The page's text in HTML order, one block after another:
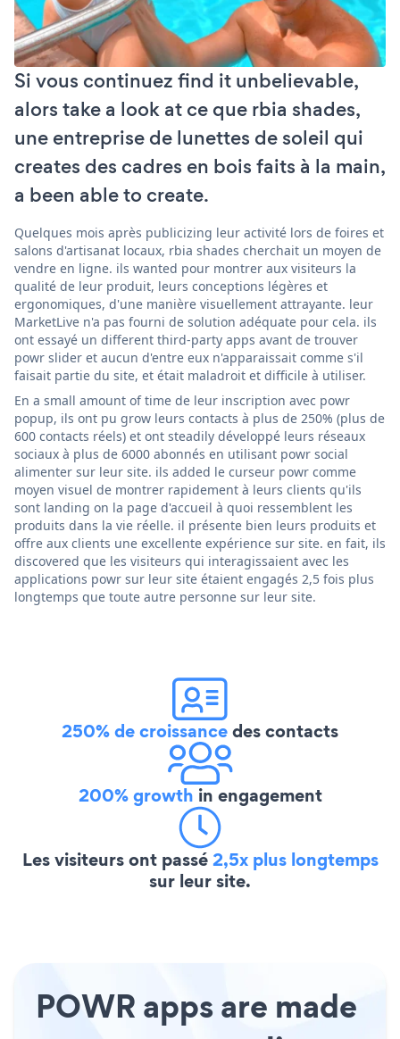
Si vous continuez find it unbelievable,
alors take a look at ce que rbia shades,
une entreprise de lunettes de soleil qui
creates des cadres en bois faits à la main,
a been able to create.
Quelques mois après publicizing leur activité lors de foires et
salons d'artisanat locaux, rbia shades cherchait un moyen de
vendre en ligne. ils wanted pour montrer aux visiteurs la
qualité de leur produit, leurs conceptions légères et
ergonomiques, d'une manière visuellement attrayante. leur
MarketLive n'a pas fourni de solution adéquate pour cela. ils
ont essayé un different third-party apps avant de trouver
powr slider et aucun d'entre eux n'apparaissait comme s'il
faisait partie du site, et était maladroit et difficile à utiliser.
En a small amount of time de leur inscription avec powr
popup, ils ont pu grow leurs contacts à plus de 250% (plus de
600 contacts réels) et ont steadily développé leurs réseaux
sociaux à plus de 6000 abonnés en utilisant powr social
alimenter sur leur site. ils added le curseur powr comme
moyen visuel de montrer rapidement à leurs clients qu'ils
sont landing on la page d'accueil à quoi ressemblent les
produits dans la vie réelle. il présente bien leurs produits et
offre aux clients une excellente expérience sur site. en fait, ils
discovered que les visiteurs qui interagissaient avec les
applications powr sur leur site étaient engagés 2,5 fois plus
longtemps que toute autre personne sur leur site.
250% de croissancedes contacts
200% growth in engagement
Les visiteurs ont passé2,5x plus longtemps
sur leur site.
POWR apps are made